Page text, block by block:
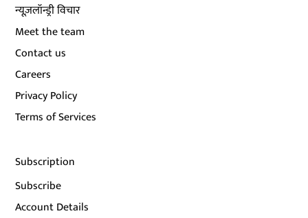
न्यूज़लॉन्ड्री विचार
Meet the team
Contact us
Careers
Privacy Policy
Terms of Services
Subscription
Subscribe
Account Details